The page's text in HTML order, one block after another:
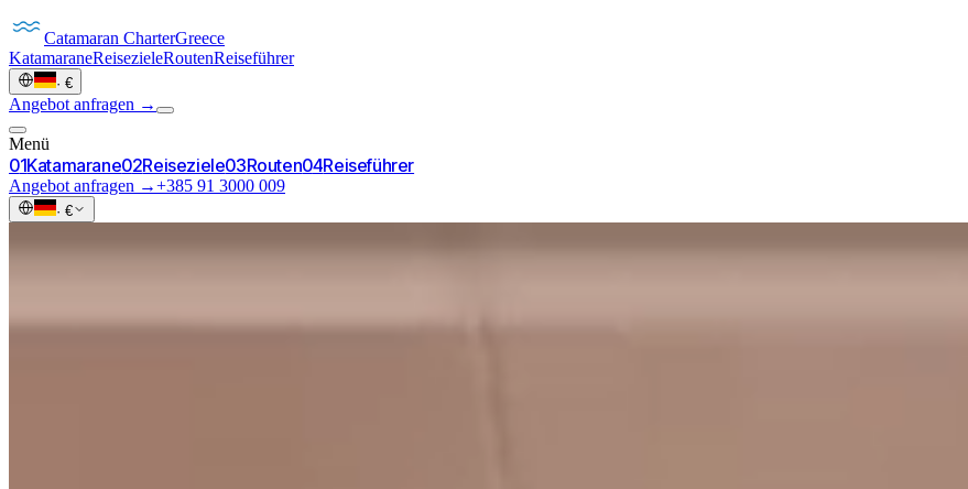
Catamaran CharterGreece
KatamaraneReisezieleRoutenReiseführer
· €
Angebot anfragen →
Menü
01Katamarane02Reiseziele03Routen04Reiseführer
Angebot anfragen →+385 91 3000 009
· €